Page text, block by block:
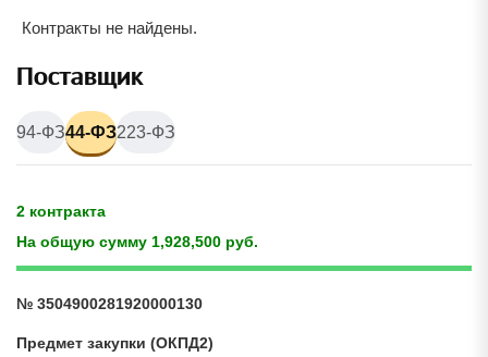
Контракты не найдены.
Поставщик
94-ФЗ44-ФЗ223-ФЗ
2 контракта
На общую сумму 1,928,500 руб.
№ 3504900281920000130
Предмет закупки (ОКПД2)